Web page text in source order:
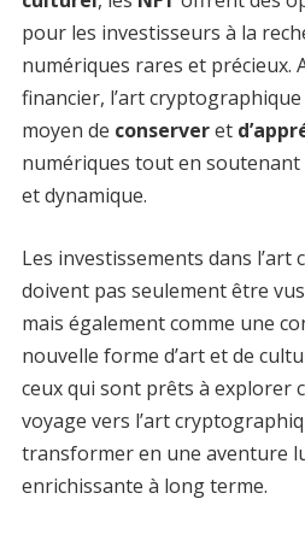
pour les investisseurs à la
numériques rares et précieux.
financier, l’art cryptographique
moyen de conserveret
numériques tout en
et dynamique.
Les investissements dans
doivent pas seulement être
mais également comme une
nouvelle forme d’art et de
ceux qui sont prêts à explorer
voyage vers l’art
transformer en une aventure
enrichissante à long terme.